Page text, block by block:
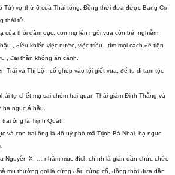
Từ) vợ thứ 6 cuả Thái tông. Đồng thời đưa được Bang Cơ
thái tử.
của thói dâm dục, con mụ lên ngôi vua còn bé, nghiễm
, điều khiển việc nước, việc triều , tìm mọi cách đê tiện
, đại thần không ăn cánh.
Trãi và Thị Lộ , cố ghép vào tội giết vua, để tu di tam tộc
tự chết mụ sai chém hai quan Thái giám Đinh Thắng và
ngục á hầu.
ông là Trịnh Quát.
và con trai ông là đô uý phò mã Trịnh Bá Nhai. hạ ngục
Nguyễn Xí … nhằm mục đích chính là giản dần chức chức
mụ thường gọi là cứng đầu cứng cổ, đồng thời đưa dần